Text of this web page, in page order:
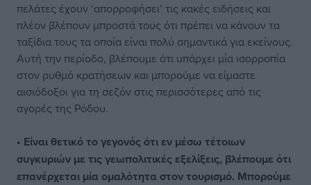
πελάτες έχουν ‘απορροφήσει’ τις κακές ειδήσεις και
πλέον βλέπουν μπροστά τους ότι πρέπει να κάνουν τα
ταξίδια τους τα οποία είναι πολύ σημαντικά για εκείνους.
Αυτή την περίοδο, βλέπουμε ότι υπάρχει μία ισορροπία
στον ρυθμό κρατήσεων και μπορούμε να είμαστε
αισιόδοξοι για τη σεζόν στις περισσότερες από τις
αγορές της Ρόδου.
• Είναι θετικό το γεγονός ότι εν μέσω τέτοιων
συγκυριών με τις γεωπολιτικές εξελίξεις, βλέπουμε ότι
επανέρχεται μία ομαλότητα στον τουρισμό. Μπορούμε